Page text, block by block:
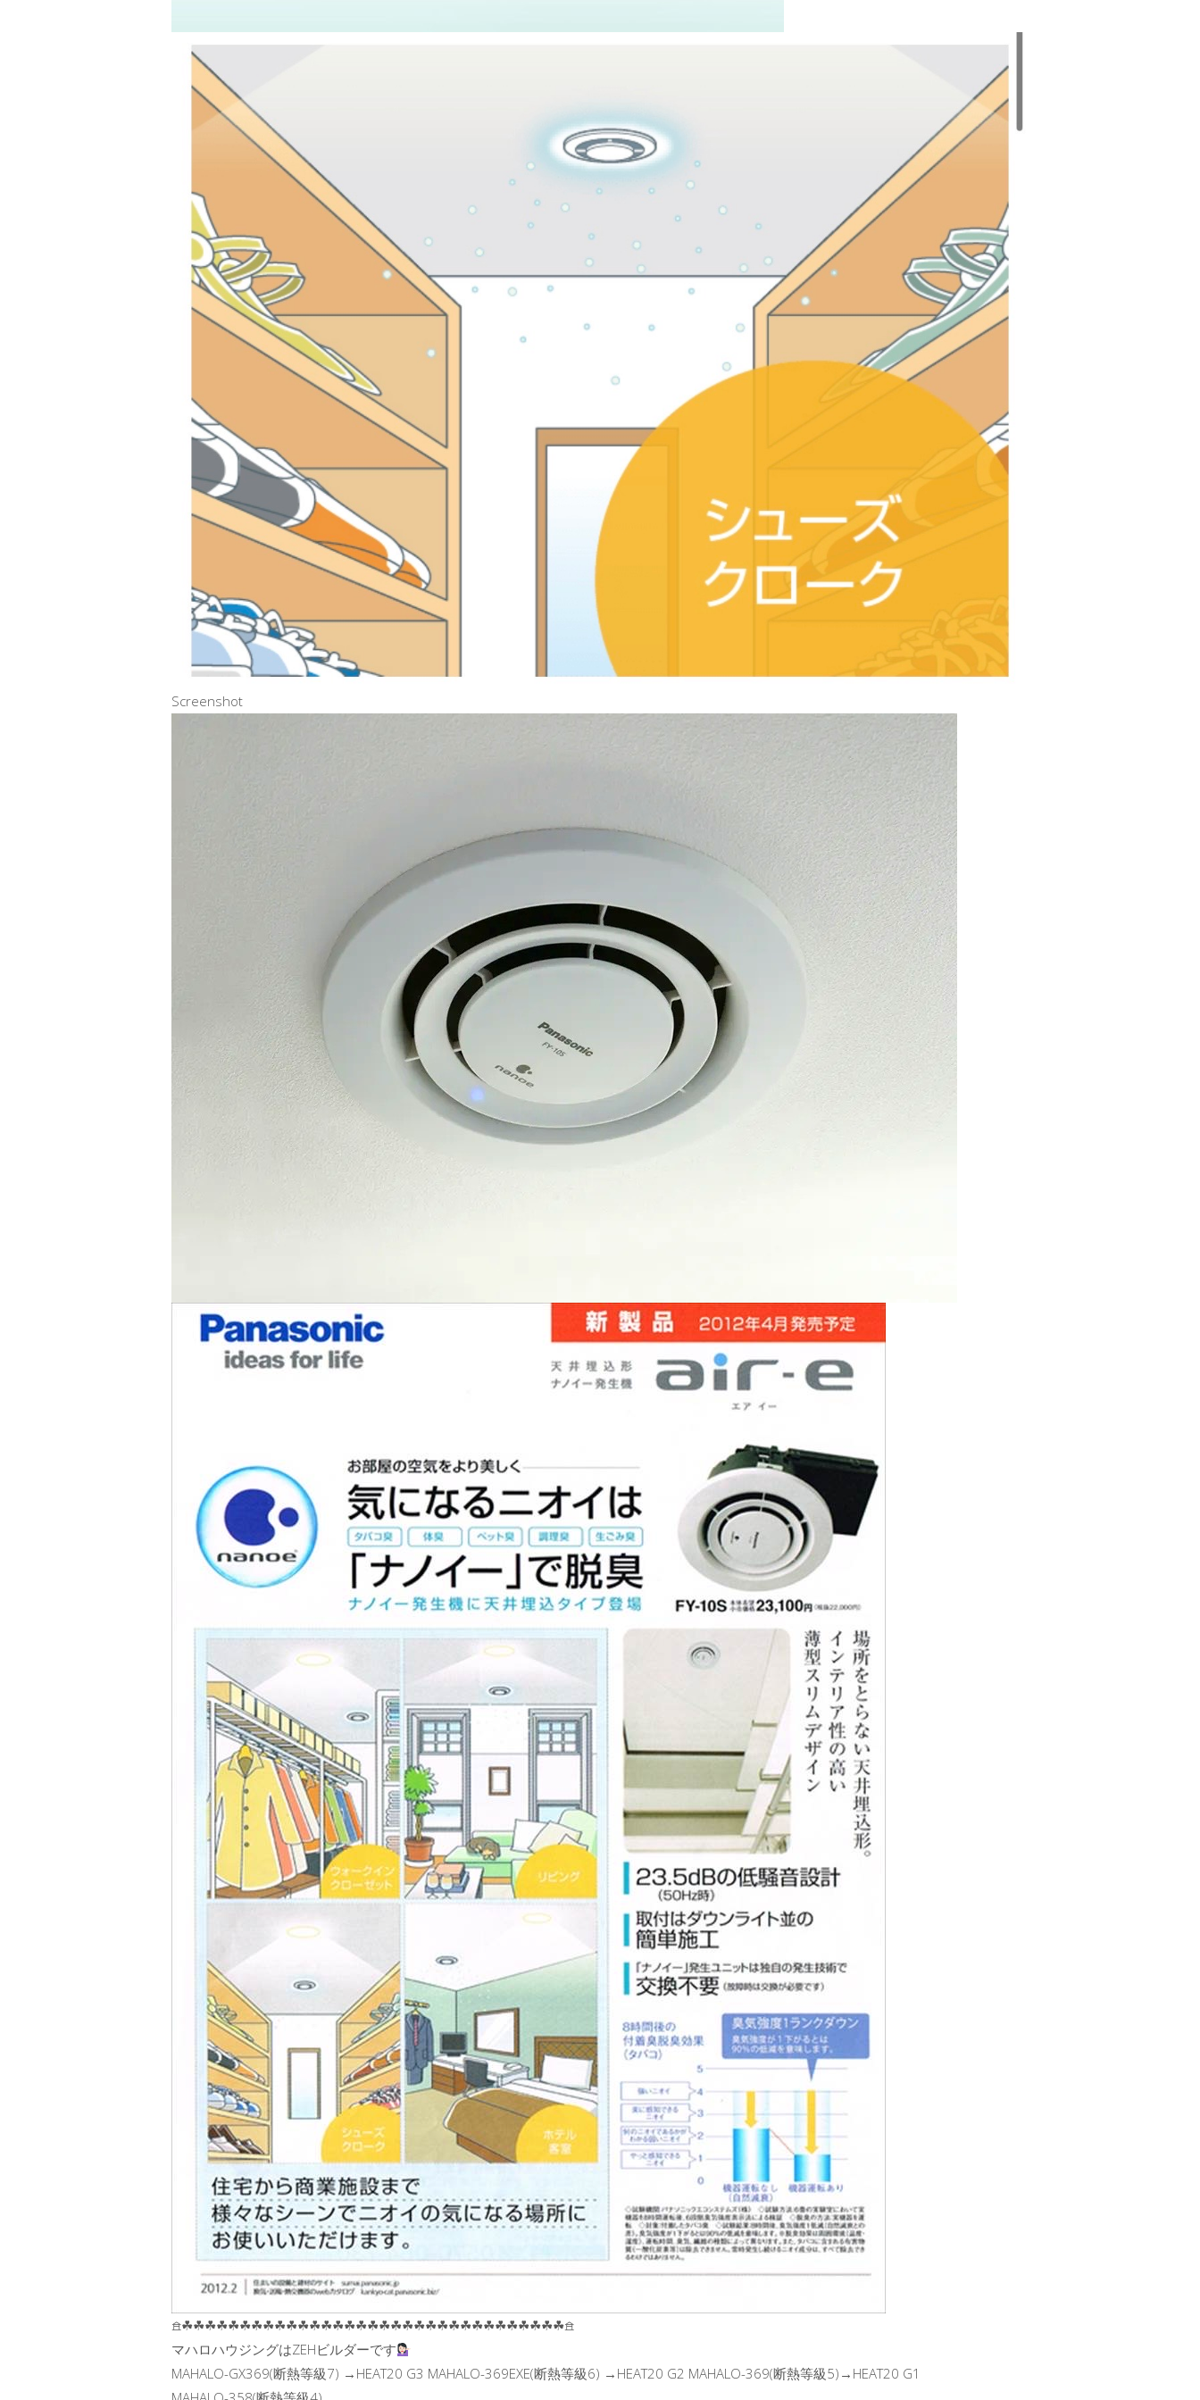
Screenshot
𖠿☘︎☘︎☘︎☘︎☘︎☘︎☘︎☘︎☘︎☘︎☘︎☘︎☘︎☘︎☘︎☘︎☘︎☘︎☘︎☘︎☘︎☘︎☘︎☘︎☘︎☘︎☘︎☘︎☘︎☘︎☘︎☘︎☘︎𖠿
マハロハウジングはZEHビルダーです
MAHALO-GX369(断熱等級7) →HEAT20 G3 MAHALO-369EXE(断熱等級6) →HEAT20 G2 MAHALO-369(断熱等級5)→HEAT20 G1